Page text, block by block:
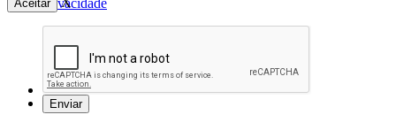
privacidade
Aceitar